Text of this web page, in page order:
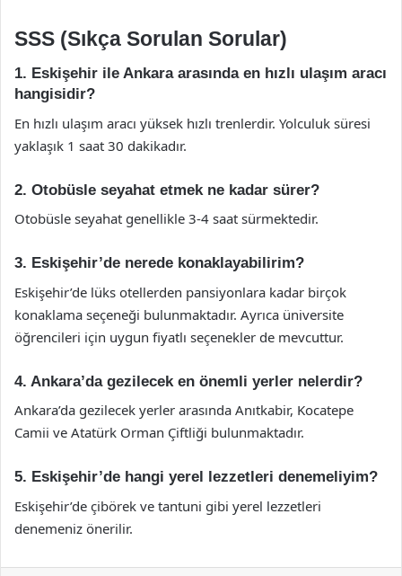
SSS (Sıkça Sorulan Sorular)
1. Eskişehir ile Ankara arasında en hızlı ulaşım aracı
hangisidir?
En hızlı ulaşım aracı yüksek hızlı trenlerdir. Yolculuk süresi
yaklaşık 1 saat 30 dakikadır.
2. Otobüsle seyahat etmek ne kadar sürer?
Otobüsle seyahat genellikle 3-4 saat sürmektedir.
3. Eskişehir’de nerede konaklayabilirim?
Eskişehir’de lüks otellerden pansiyonlara kadar birçok
konaklama seçeneği bulunmaktadır. Ayrıca üniversite
öğrencileri için uygun fiyatlı seçenekler de mevcuttur.
4. Ankara’da gezilecek en önemli yerler nelerdir?
Ankara’da gezilecek yerler arasında Anıtkabir, Kocatepe
Camii ve Atatürk Orman Çiftliği bulunmaktadır.
5. Eskişehir’de hangi yerel lezzetleri denemeliyim?
Eskişehir’de çibörek ve tantuni gibi yerel lezzetleri
denemeniz önerilir.